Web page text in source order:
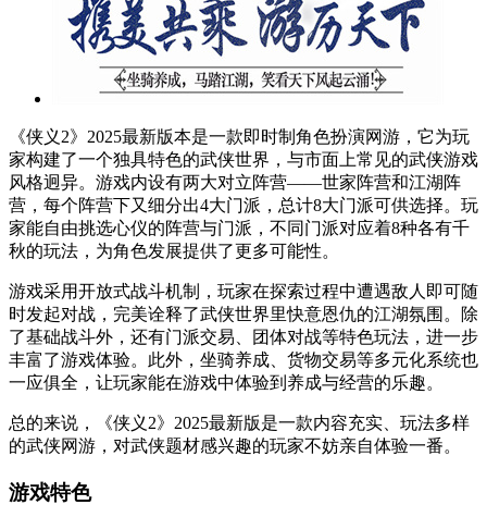
《侠义2》2025最新版本是一款即时制角色扮演网游，它为玩
家构建了一个独具特色的武侠世界，与市面上常见的武侠游戏
风格迥异。游戏内设有两大对立阵营——世家阵营和江湖阵
营，每个阵营下又细分出4大门派，总计8大门派可供选择。玩
家能自由挑选心仪的阵营与门派，不同门派对应着8种各有千
秋的玩法，为角色发展提供了更多可能性。
游戏采用开放式战斗机制，玩家在探索过程中遭遇敌人即可随
时发起对战，完美诠释了武侠世界里快意恩仇的江湖氛围。除
了基础战斗外，还有门派交易、团体对战等特色玩法，进一步
丰富了游戏体验。此外，坐骑养成、货物交易等多元化系统也
一应俱全，让玩家能在游戏中体验到养成与经营的乐趣。
总的来说，《侠义2》2025最新版是一款内容充实、玩法多样
的武侠网游，对武侠题材感兴趣的玩家不妨亲自体验一番。
游戏特色